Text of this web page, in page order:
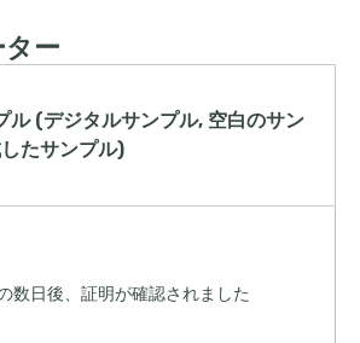
ー
ル (デジタルサンプル, 空白のサン
たサンプル)
数日後、証明が確認されました